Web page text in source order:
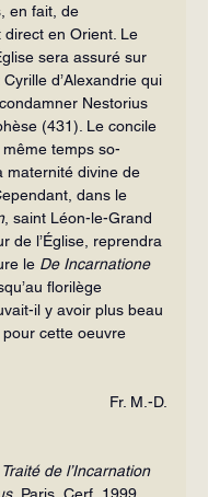
en fait, de
direct en Orient. Le
sera assuré sur
d’Alexandrie qui
Nestorius
(431). Le concile
même temps so­
maternité divine de
dans le
, saint Léon-le-Grand
de l’Église, reprendra
le De Incarnatione
florilège
il y avoir plus beau
cette oeuvre
Fr. M.-D.
Traité de l’Incarnation
, Paris, Cerf, 1999,